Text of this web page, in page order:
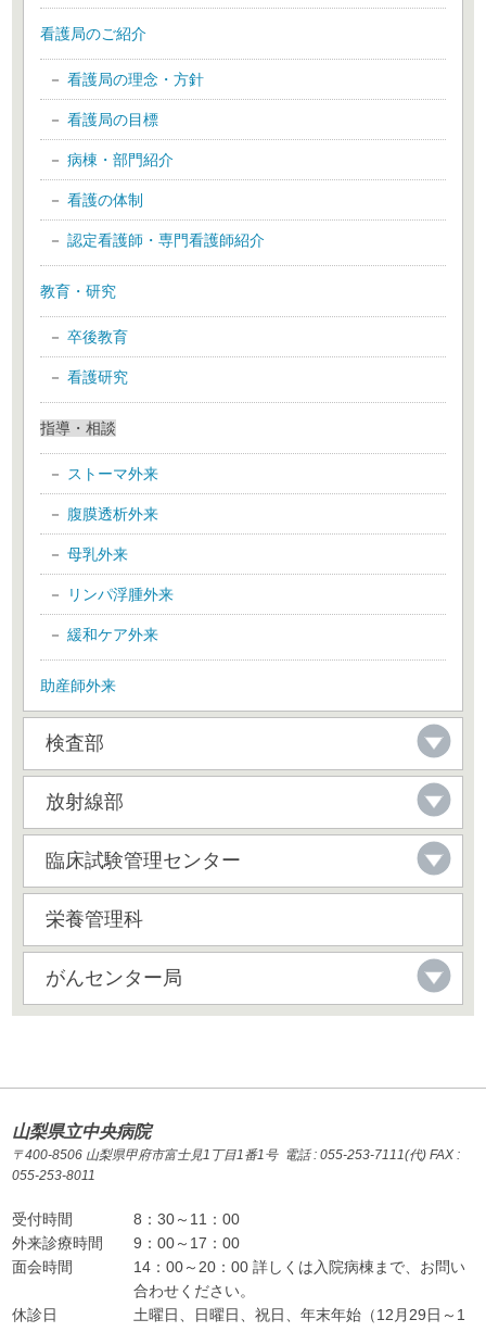
看護局のご紹介
看護局の理念・方針
看護局の目標
病棟・部門紹介
看護の体制
認定看護師・専門看護師紹介
教育・研究
卒後教育
看護研究
指導・相談
ストーマ外来
腹膜透析外来
母乳外来
リンパ浮腫外来
緩和ケア外来
助産師外来
検査部
放射線部
臨床試験管理センター
栄養管理科
がんセンター局
山梨県立中央病院
〒400-8506 山梨県甲府市富士見1丁目1番1号 電話 : 055-253-7111(代) FAX :
055-253-8011
受付時間
8：30～11：00
外来診療時間
9：00～17：00
面会時間
14：00～20：00 詳しくは入院病棟まで、お問い
合わせください。
休診日
土曜日、日曜日、祝日、年末年始（12月29日～1